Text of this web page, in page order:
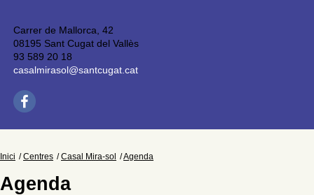
Carrer de Mallorca, 42
08195 Sant Cugat del Vallès
93 589 20 18
casalmirasol@santcugat.cat
Inici Centres Casal Mira-sol Agenda
Agenda